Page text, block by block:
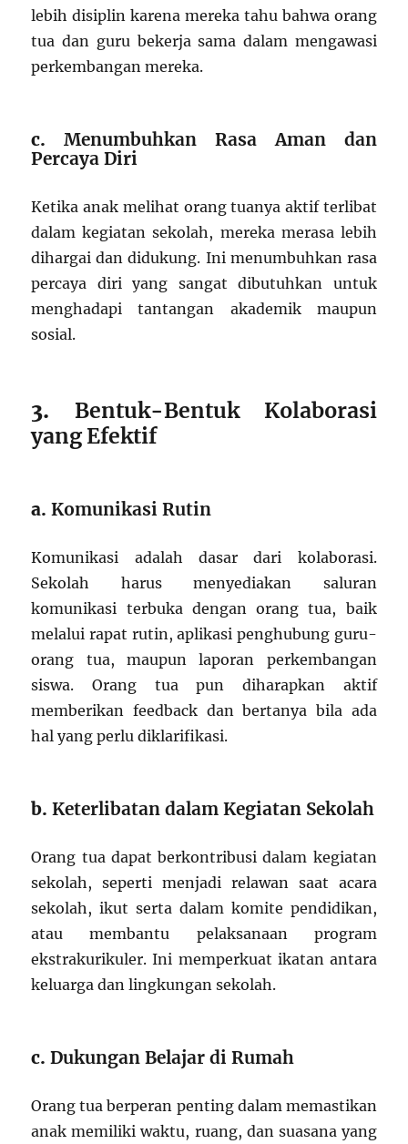
lebih disiplin karena mereka tahu bahwa orang
tua dan guru bekerja sama dalam mengawasi
perkembangan mereka.
c.Menumbuhkan Rasa Aman dan
Percaya Diri
Ketika anak melihat orang tuanya aktif terlibat
dalam kegiatan sekolah, mereka merasa lebih
dihargai dan didukung. Ini menumbuhkan rasa
percaya diri yang sangat dibutuhkan untuk
menghadapi tantangan akademik maupun
sosial.
3. Bentuk-Bentuk Kolaborasi
yang Efektif
a.Komunikasi Rutin
Komunikasi adalah dasar dari kolaborasi.
Sekolah harus menyediakan saluran
komunikasi terbuka dengan orang tua, baik
melalui rapat rutin, aplikasi penghubung guru-
orang tua, maupun laporan perkembangan
siswa. Orang tua pun diharapkan aktif
memberikan feedback dan bertanya bila ada
hal yang perlu diklarifikasi.
b.Keterlibatan dalam Kegiatan Sekolah
Orang tua dapat berkontribusi dalam kegiatan
sekolah, seperti menjadi relawan saat acara
sekolah, ikut serta dalam komite pendidikan,
atau membantu pelaksanaan program
ekstrakurikuler. Ini memperkuat ikatan antara
keluarga dan lingkungan sekolah.
c.Dukungan Belajar di Rumah
Orang tua berperan penting dalam memastikan
anak memiliki waktu, ruang, dan suasana yang